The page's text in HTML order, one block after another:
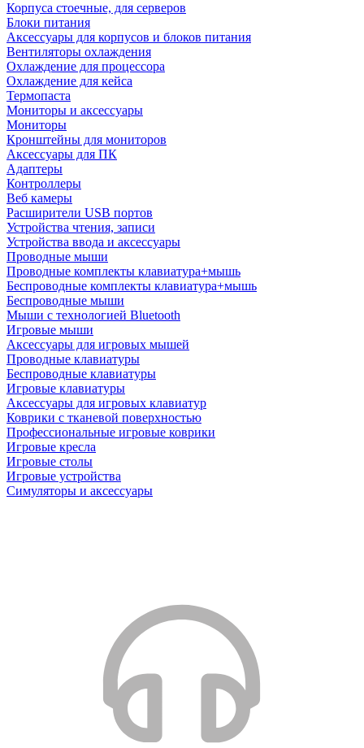
Корпуса стоечные, для серверов
Блоки питания
Аксессуары для корпусов и блоков питания
Вентиляторы охлаждения
Охлаждение для процессора
Охлаждение для кейса
Термопаста
Мониторы и аксессуары
Мониторы
Кронштейны для мониторов
Аксессуары для ПК
Адаптеры
Контроллеры
Веб камеры
Расширители USB портов
Устройства чтения, записи
Устройства ввода и аксессуары
Проводные мыши
Проводные комплекты клавиатура+мышь
Беспроводные комплекты клавиатура+мышь
Беспроводные мыши
Мыши с технологией Bluetooth
Игровые мыши
Аксессуары для игровых мышей
Проводные клавиатуры
Беспроводные клавиатуры
Игровые клавиатуры
Аксессуары для игровых клавиатур
Коврики с тканевой поверхностью
Профессиональные игровые коврики
Игровые кресла
Игровые столы
Игровые устройства
Симуляторы и аксессуары